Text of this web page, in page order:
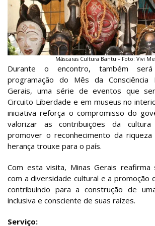
Máscaras Cultura Bantu – Foto: Vivi
Durante o encontro, também
programação do Mês da Consciência
Gerais, uma série de eventos que
Circuito Liberdade e em museus no
iniciativa reforça o compromisso do
valorizar as contribuições da
promover o reconhecimento da
herança trouxe para o país.
Com esta visita, Minas Gerais reafirma
com a diversidade cultural e a promoção
contribuindo para a construção de
inclusiva e consciente de suas raízes.
Serviço: